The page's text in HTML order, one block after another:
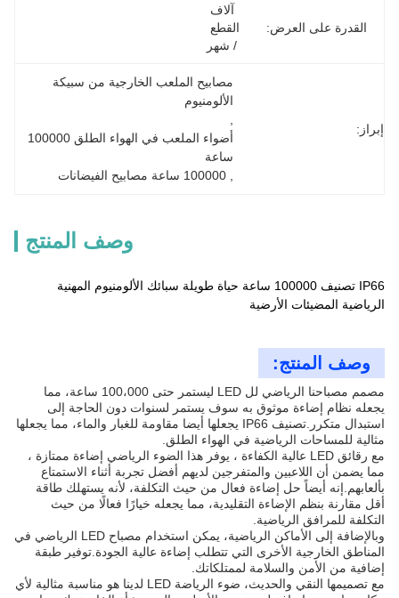
القدرة على العرض:
/ شهر
إبراز:
الألومنيوم
ساعة
, 100000 ساعة مصابيح الفيضانات
وصف المنتج
IP66 تصنيف 100000 ساعة حياة طويلة سبائك الألومنيوم المهنية
الرياضية المضيئات الأرضية
وصف المنتج:
مصمم مصباحنا الرياضي لل LED ليستمر حتى 100،000 ساعة، مما
يجعله نظام إضاءة موثوق به سوف يستمر لسنوات دون الحاجة إلى
استبدال متكرر.تصنيف IP66 يجعلها أيضا مقاومة للغبار والماء، مما يجعلها
مثالية للمساحات الرياضية في الهواء الطلق.
مع رقائق LED عالية الكفاءة ، يوفر هذا الضوء الرياضي إضاءة ممتازة ،
مما يضمن أن اللاعبين والمتفرجين لديهم أفضل تجربة أثناء الاستمتاع
بألعابهم.إنه أيضاً حل إضاءة فعال من حيث التكلفة، لأنه يستهلك طاقة
أقل مقارنة بنظم الإضاءة التقليدية، مما يجعله خيارًا فعالًا من حيث
التكلفة للمرافق الرياضية.
وبالإضافة إلى الأماكن الرياضية، يمكن استخدام مصباح LED الرياضي في
المناطق الخارجية الأخرى التي تتطلب إضاءة عالية الجودة.توفير طبقة
إضافية من الأمن والسلامة لممتلكاتك.
مع تصميمها النقي والحديث، ضوء الرياضة LED لدينا هو مناسبة مثالية لأي